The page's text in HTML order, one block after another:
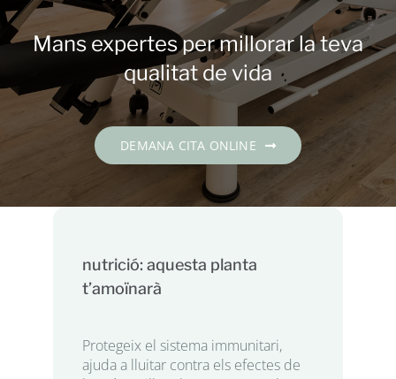
Contacte
Català
Mans expertes per millorar la teva
qualitat de vida
DEMANA CITA ONLINE
nutrició: aquesta planta
t’amoïnarà
Protegeix el sistema immunitari,
ajuda a lluitar contra els efectes de